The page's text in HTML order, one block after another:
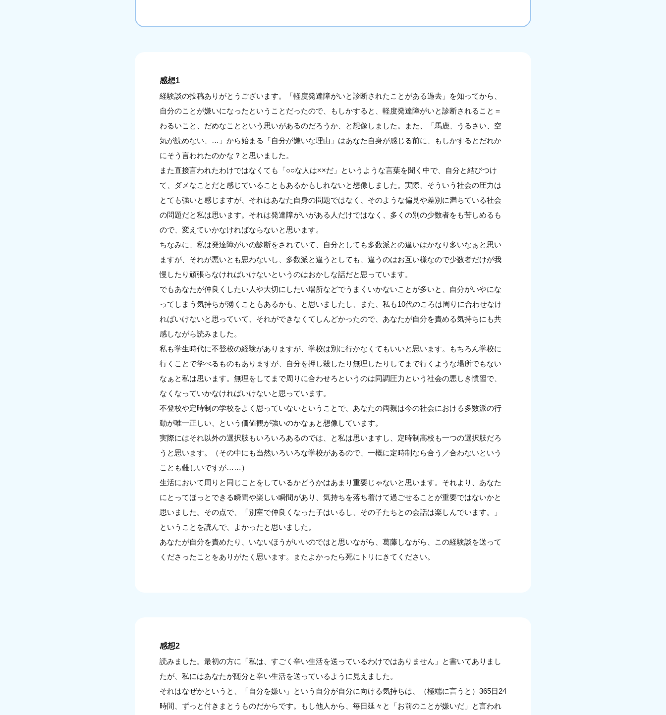
感想1
経験談の投稿ありがとうございます。「軽度発達障がいと診断されたことがある過去」を知ってから、
自分のことが嫌いになったということだったので、もしかすると、軽度発達障がいと診断されること＝
わるいこと、だめなことという思いがあるのだろうか、と想像しました。また、「馬鹿、うるさい、空
気が読めない、…」から始まる「自分が嫌いな理由」はあなた自身が感じる前に、もしかするとだれか
にそう言われたのかな？と思いました。
また直接言われたわけではなくても「○○な人は××だ」というような言葉を聞く中で、自分と結びつけ
て、ダメなことだと感じていることもあるかもしれないと想像しました。実際、そういう社会の圧力は
とても強いと感じますが、それはあなた自身の問題ではなく、そのような偏見や差別に満ちている社会
の問題だと私は思います。それは発達障がいがある人だけではなく、多くの別の少数者をも苦しめるも
ので、変えていかなければならないと思います。
ちなみに、私は発達障がいの診断をされていて、自分としても多数派との違いはかなり多いなぁと思い
ますが、それが悪いとも思わないし、多数派と違うとしても、違うのはお互い様なので少数者だけが我
慢したり頑張らなければいけないというのはおかしな話だと思っています。
でもあなたが仲良くしたい人や大切にしたい場所などでうまくいかないことが多いと、自分がいやにな
ってしまう気持ちが湧くこともあるかも、と思いましたし、また、私も10代のころは周りに合わせなけ
ればいけないと思っていて、それができなくてしんどかったので、あなたが自分を責める気持ちにも共
感しながら読みました。
私も学生時代に不登校の経験がありますが、学校は別に行かなくてもいいと思います。もちろん学校に
行くことで学べるものもありますが、自分を押し殺したり無理したりしてまで行くような場所でもない
なぁと私は思います。無理をしてまで周りに合わせろというのは同調圧力という社会の悪しき慣習で、
なくなっていかなければいけないと思っています。
不登校や定時制の学校をよく思っていないということで、あなたの両親は今の社会における多数派の行
動が唯一正しい、という価値観が強いのかなぁと想像しています。
実際にはそれ以外の選択肢もいろいろあるのでは、と私は思いますし、定時制高校も一つの選択肢だろ
うと思います。（その中にも当然いろいろな学校があるので、一概に定時制なら合う／合わないという
ことも難しいですが……）
生活において周りと同じことをしているかどうかはあまり重要じゃないと思います。それより、あなた
にとってほっとできる瞬間や楽しい瞬間があり、気持ちを落ち着けて過ごせることが重要ではないかと
思いました。その点で、「別室で仲良くなった子はいるし、その子たちとの会話は楽しんでいます。」
ということを読んで、よかったと思いました。
あなたが自分を責めたり、いないほうがいいのではと思いながら、葛藤しながら、この経験談を送って
くださったことをありがたく思います。またよかったら死にトリにきてください。
感想2
読みました。最初の方に「私は、すごく辛い生活を送っているわけではありません」と書いてありまし
たが、私にはあなたが随分と辛い生活を送っているように見えました。
それはなぜかというと、「自分を嫌い」という自分が自分に向ける気持ちは、（極端に言うと）365日24
時間、ずっと付きまとうものだからです。もし他人から、毎日延々と「お前のことが嫌いだ」と言われ